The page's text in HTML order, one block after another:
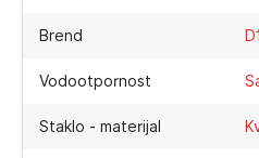
Brend
Vodootpornost
Staklo - materijal